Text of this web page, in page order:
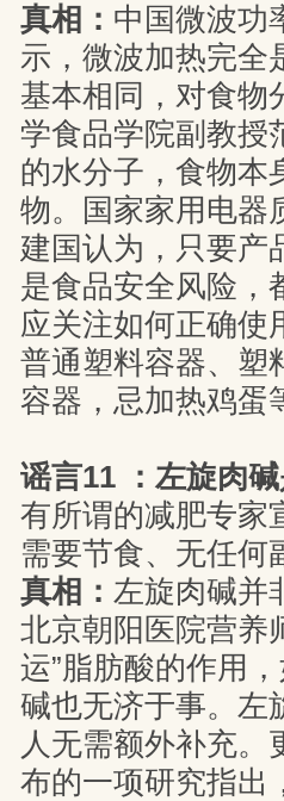
真相： 中国微波功
示，微波加热完全
基本相同，对食物
学食品学院副教授
的水分子，食物本
物。国家家用电器
建国认为，只要产
是食品安全风险，
应关注如何正确使
普通塑料容器、塑
容器，忌加热鸡蛋
谣言11 ：左旋肉
有所谓的减肥专家
需要节食、无任何
真相： 左旋肉碱并
北京朝阳医院营养
运”脂肪酸的作用
碱也无济于事。左
人无需额外补充。
布的一项研究指出